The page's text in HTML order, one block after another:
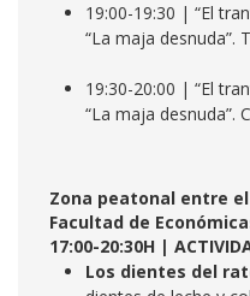
19:00-19:30 | “El
“La maja desnuda”.
19:30-20:00 | “El
“La maja desnuda”.
Zona peatonal entre
Facultad de
17:00-20:30H |
Los dientes del